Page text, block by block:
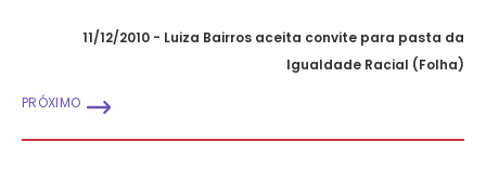
11/12/2010 - Luiza Bairros aceita convite para pasta da
Igualdade Racial (Folha)
PRÓXIMO